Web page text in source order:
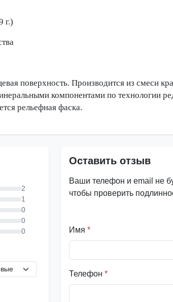
г.)
поверхность. Производится из смеси
компонентами по технологии
рельефная фаска.
2
1
0
0
0
Оставить отзыв
Ваши телефон и email не
чтобы проверить
Имя *
Телефон *